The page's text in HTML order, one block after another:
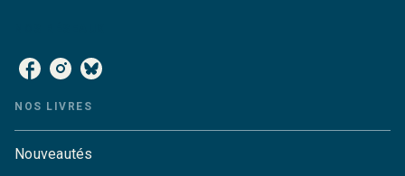
NOS LIVRES
Nouveautés